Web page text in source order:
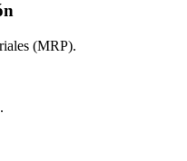
(MRP).